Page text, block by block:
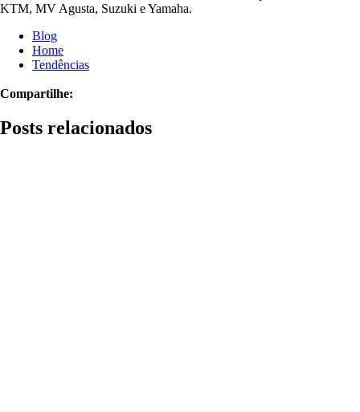
KTM, MV Agusta, Suzuki e Yamaha.
Blog
Home
Tendências
Compartilhe:
Posts relacionados